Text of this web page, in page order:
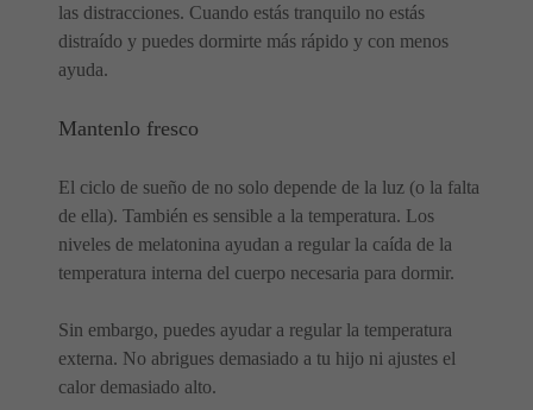
las distracciones. Cuando estás tranquilo no estás
distraído y puedes dormirte más rápido y con menos
ayuda.
Mantenlo fresco
El ciclo de sueño de no solo depende de la luz (o la falta
de ella). También es sensible a la temperatura. Los
niveles de melatonina ayudan a regular la caída de la
temperatura interna del cuerpo necesaria para dormir.
Sin embargo, puedes ayudar a regular la temperatura
externa. No abrigues demasiado a tu hijo ni ajustes el
calor demasiado alto.